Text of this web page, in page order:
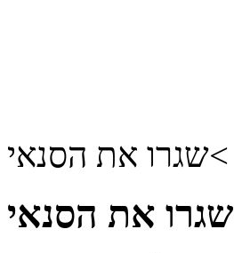
>שגרו את הסנאי
שגרו את הסנאי